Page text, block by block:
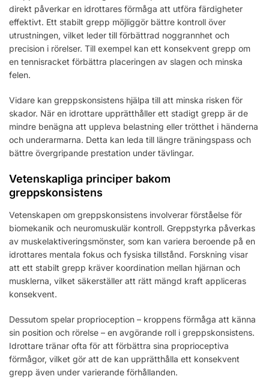
direkt påverkar en idrottares förmåga att utföra färdigheter
effektivt. Ett stabilt grepp möjliggör bättre kontroll över
utrustningen, vilket leder till förbättrad noggrannhet och
precision i rörelser. Till exempel kan ett konsekvent grepp om
en tennisracket förbättra placeringen av slagen och minska
felen.
Vidare kan greppskonsistens hjälpa till att minska risken för
skador. När en idrottare upprätthåller ett stadigt grepp är de
mindre benägna att uppleva belastning eller trötthet i händerna
och underarmarna. Detta kan leda till längre träningspass och
bättre övergripande prestation under tävlingar.
Vetenskapliga principer bakom
greppskonsistens
Vetenskapen om greppskonsistens involverar förståelse för
biomekanik och neuromuskulär kontroll. Greppstyrka påverkas
av muskelaktiveringsmönster, som kan variera beroende på en
idrottares mentala fokus och fysiska tillstånd. Forskning visar
att ett stabilt grepp kräver koordination mellan hjärnan och
musklerna, vilket säkerställer att rätt mängd kraft appliceras
konsekvent.
Dessutom spelar proprioception – kroppens förmåga att känna
sin position och rörelse – en avgörande roll i greppskonsistens.
Idrottare tränar ofta för att förbättra sina proprioceptiva
förmågor, vilket gör att de kan upprätthålla ett konsekvent
grepp även under varierande förhållanden.